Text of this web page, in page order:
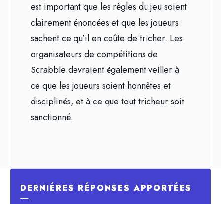
est important que les règles du jeu soient
clairement énoncées et que les joueurs
sachent ce qu’il en coûte de tricher. Les
organisateurs de compétitions de
Scrabble devraient également veiller à
ce que les joueurs soient honnêtes et
disciplinés, et à ce que tout tricheur soit
sanctionné.
DERNIÉRES RÉPONSES APPORTÉES
―